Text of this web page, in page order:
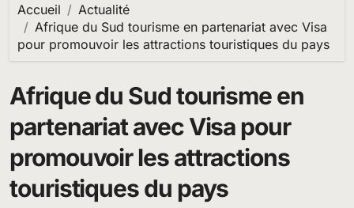
Accueil
Actualité
Afrique du Sud tourisme en partenariat avec Visa
pour promouvoir les attractions touristiques du pays
Afrique du Sud tourisme en
partenariat avec Visa pour
promouvoir les attractions
touristiques du pays